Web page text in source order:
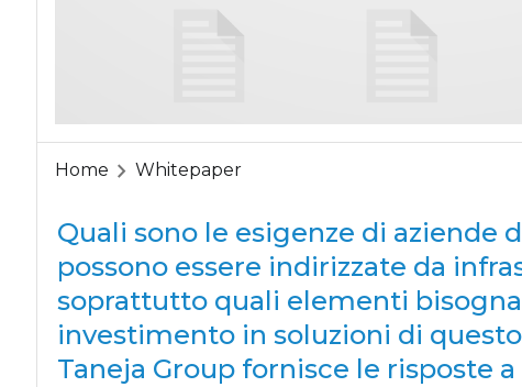
Home Whitepaper
Quali sono le esigenze di aziende
possono essere indirizzate da
soprattutto quali elementi
investimento in soluzioni di
Taneja Group fornisce le risposte